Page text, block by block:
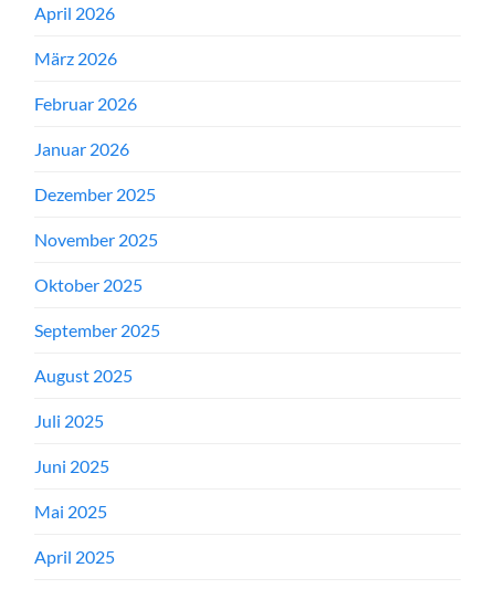
April 2026
März 2026
Februar 2026
Januar 2026
Dezember 2025
November 2025
Oktober 2025
September 2025
August 2025
Juli 2025
Juni 2025
Mai 2025
April 2025